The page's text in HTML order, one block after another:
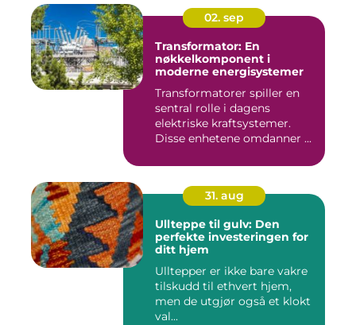
02. sep
Transformator: En
nøkkelkomponent i
moderne energisystemer
Transformatorer spiller en
sentral rolle i dagens
elektriske kraftsystemer.
Disse enhetene omdanner ...
31. aug
Ullteppe til gulv: Den
perfekte investeringen for
ditt hjem
Ulltepper er ikke bare vakre
tilskudd til ethvert hjem,
men de utgjør også et klokt
val...